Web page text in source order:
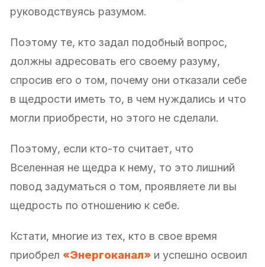
руководствуясь разумом.
Поэтому те, кто задал подобный вопрос,
должны адресовать его своему разуму,
спросив его о том, почему они отказали себе
в щедрости иметь то, в чем нуждались и что
могли приобрести, но этого не сделали.
Поэтому, если кто-то считает, что
Вселенная не щедра к нему, то это лишний
повод задуматься о том, проявляете ли вы
щедрость по отношению к себе.
Кстати, многие из тех, кто в свое время
приобрел «Энергоканал» и успешно освоил